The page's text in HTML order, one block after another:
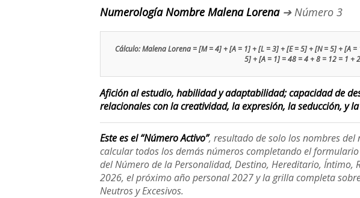
Numerología Nombre Malena Lorena➔ Número 3
Cálculo: Malena Lorena = [M = 4] + [A = 1] + [L = 3] + [E = 5] + [N = 5] + [A
5] + [A = 1] = 48 = 4 + 8 = 12 = 1 +
Afición al estudio, habilidad y adaptabilidad; capacidad de
relacionales con la creatividad, la expresión, la seducción, y
Este es el “Número Activo”, resultado de solo los nombres
calcular todos los demás números completando el
del Número de la Personalidad, Destino, Hereditario, Íntimo,
2026, el próximo año personal 2027 y la grilla completa
Neutros y Excesivos.